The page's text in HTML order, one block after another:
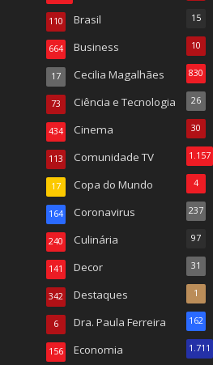
Brasil
110
Business
664
Cecilia Magalhães
17
Ciência e Tecnologia
73
Cinema
434
Comunidade TV
113
Copa do Mundo
17
Coronavirus
164
Culinária
240
Decor
141
Destaques
342
Dra. Paula Ferreira
6
Economia
156
15
10
830
26
30
1.157
4
237
97
31
1
162
1.711